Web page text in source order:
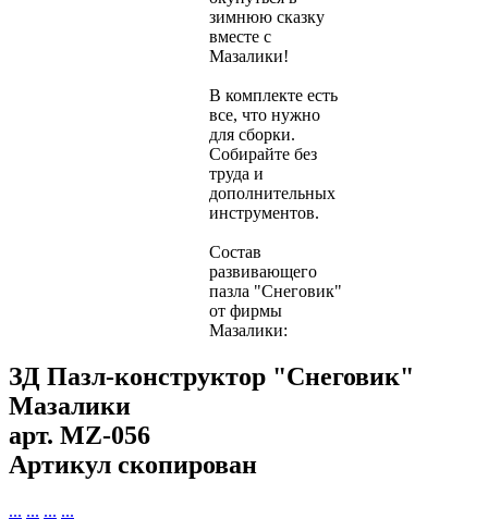
зимнюю сказку
вместе с
Мазалики!
В комплекте есть
все, что нужно
для сборки.
Собирайте без
труда и
дополнительных
инструментов.
Состав
развивающего
пазла "Снеговик"
от фирмы
Мазалики:
ЗД Пазл-конструктор "Снеговик"
Мазалики
арт. MZ-056
Артикул скопирован
... ... ... ...